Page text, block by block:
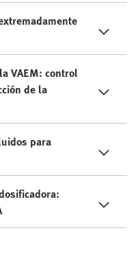
VAEM: control
de la
para